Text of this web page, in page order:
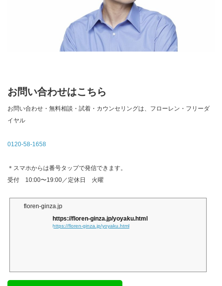
お問い合わせはこちら
お問い合わせ・無料相談・試着・カウンセリングは、フローレン・フリーダ
イヤル
0120-58-1658
＊スマホからは番号タップで発信できます。
受付 10:00〜19:00／定休日 火曜
floren-ginza.jp
https://floren-ginza.jp/yoyaku.html
https://floren-ginza.jp/yoyaku.html